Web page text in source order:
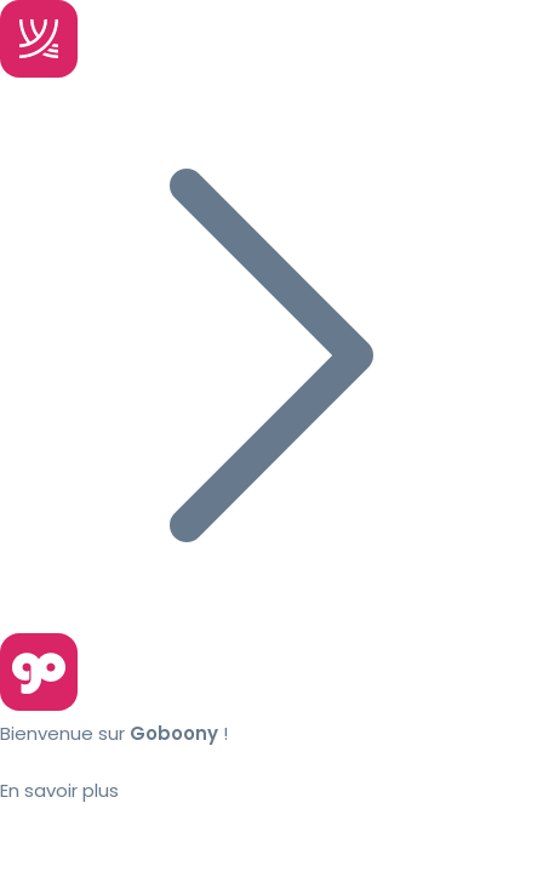
Bienvenue sur Goboony !
En savoir plus